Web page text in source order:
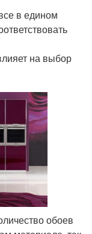
в едином
на выбор
обоев